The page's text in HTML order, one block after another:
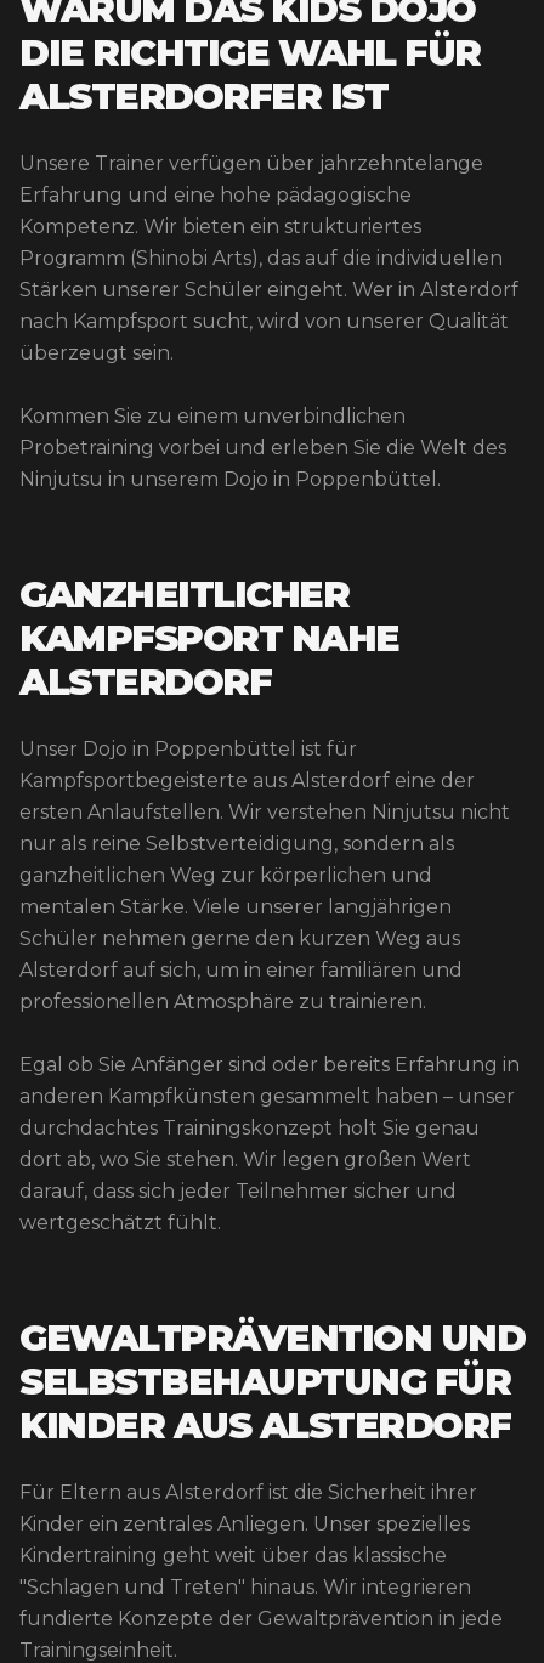
WARUM DAS KIDS DOJO
DIE RICHTIGE WAHL FÜR
ALSTERDORFER IST
Unsere Trainer verfügen über jahrzehntelange
Erfahrung und eine hohe pädagogische
Kompetenz. Wir bieten ein strukturiertes
Programm (Shinobi Arts), das auf die individuellen
Stärken unserer Schüler eingeht. Wer in Alsterdorf
nach Kampfsport sucht, wird von unserer Qualität
überzeugt sein.
Kommen Sie zu einem unverbindlichen
Probetraining vorbei und erleben Sie die Welt des
Ninjutsu in unserem Dojo in Poppenbüttel.
GANZHEITLICHER
KAMPFSPORT NAHE
ALSTERDORF
Unser Dojo in Poppenbüttel ist für
Kampfsportbegeisterte aus Alsterdorf eine der
ersten Anlaufstellen. Wir verstehen Ninjutsu nicht
nur als reine Selbstverteidigung, sondern als
ganzheitlichen Weg zur körperlichen und
mentalen Stärke. Viele unserer langjährigen
Schüler nehmen gerne den kurzen Weg aus
Alsterdorf auf sich, um in einer familiären und
professionellen Atmosphäre zu trainieren.
Egal ob Sie Anfänger sind oder bereits Erfahrung in
anderen Kampfkünsten gesammelt haben – unser
durchdachtes Trainingskonzept holt Sie genau
dort ab, wo Sie stehen. Wir legen großen Wert
darauf, dass sich jeder Teilnehmer sicher und
wertgeschätzt fühlt.
GEWALTPRÄVENTION UND
SELBSTBEHAUPTUNG FÜR
KINDER AUS ALSTERDORF
Für Eltern aus Alsterdorf ist die Sicherheit ihrer
Kinder ein zentrales Anliegen. Unser spezielles
Kindertraining geht weit über das klassische
"Schlagen und Treten" hinaus. Wir integrieren
fundierte Konzepte der Gewaltprävention in jede
Trainingseinheit.